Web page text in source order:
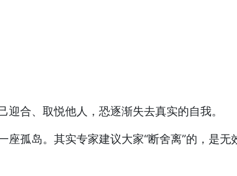
合、取悦他人，恐逐渐失去真实的自我。
岛。其实专家建议大家“断舍离”的，是无